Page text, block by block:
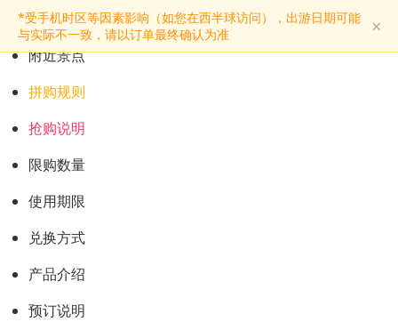
*受手机时区等因素影响（如您在西半球访问），出游日期可能
与实际不一致，请以订单最终确认为准
×
预订购票
景点介绍
附近景点
拼购规则
抢购说明
限购数量
使用期限
兑换方式
产品介绍
预订说明